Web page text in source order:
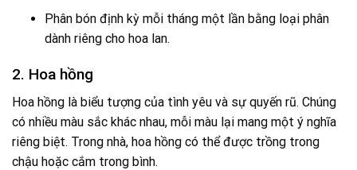
Phân bón định kỳ mỗi tháng một lần bằng loại phân
dành riêng cho hoa lan.
2. Hoa hồng
Hoa hồng là biểu tượng của tình yêu và sự quyến rũ. Chúng
có nhiều màu sắc khác nhau, mỗi màu lại mang một ý nghĩa
riêng biệt. Trong nhà, hoa hồng có thể được trồng trong
chậu hoặc cắm trong bình.